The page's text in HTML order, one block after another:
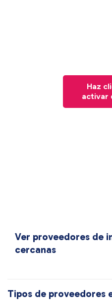
Haz
activar
Ver proveedores de
cercanas
Tipos de proveedores